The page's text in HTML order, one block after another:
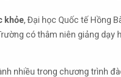
khỏe, Đại học Quốc tế Hồng
có thâm niên giảng
nhiều trong chương trình